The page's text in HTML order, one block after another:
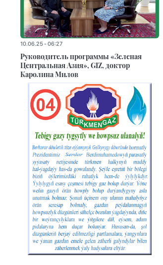
10.06.25 - 06:27
Руководитель программы «Зеленая
Центральная Азия», GIZ, доктор
Каролина Милов